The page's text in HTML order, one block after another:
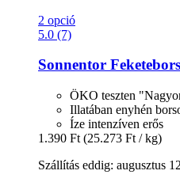
2 opció
5.0 (7)
Sonnentor
ÖKO teszten
Illatában enyhén
Íze intenzíven erős
1.390 Ft (25.273 Ft / kg)
Szállítás eddig: augusztus